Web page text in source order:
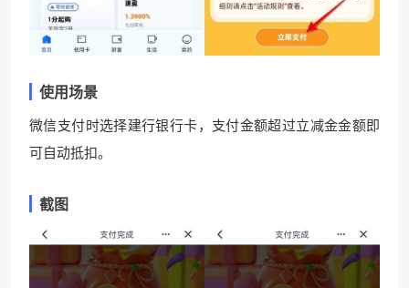
使用场景
微信支付时选择建行银行卡，支付金额超过立减金金额即
可自动抵扣。
截图